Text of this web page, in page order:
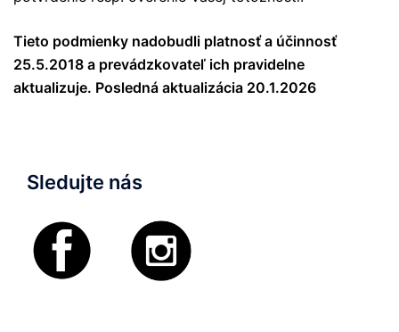
Tieto podmienky nadobudli platnosť a účinnosť
25.5.2018 a prevádzkovateľ ich pravidelne
aktualizuje. Posledná aktualizácia 20.1.2026
Sledujte nás